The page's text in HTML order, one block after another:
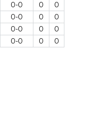
0-0 0
0
0-0 0
0
0-0 0
0
0-0 0 0